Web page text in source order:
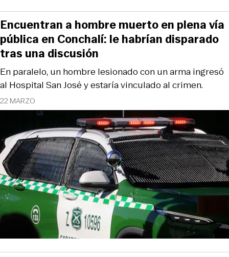
22 MARZO
En paralelo, un hombre lesionado con un arma ingresó
al Hospital San José y estaría vinculado al crimen.
Encuentran a hombre muerto en plena vía
pública en Conchalí: le habrían disparado
tras una discusión